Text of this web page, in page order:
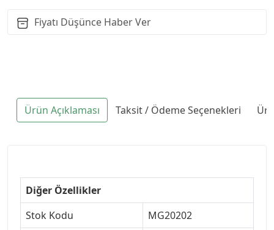
Fiyatı Düşünce Haber Ver
Ürün Açıklaması Taksit / Ödeme Seçenekleri
Diğer Özellikler
Stok Kodu
MG20202